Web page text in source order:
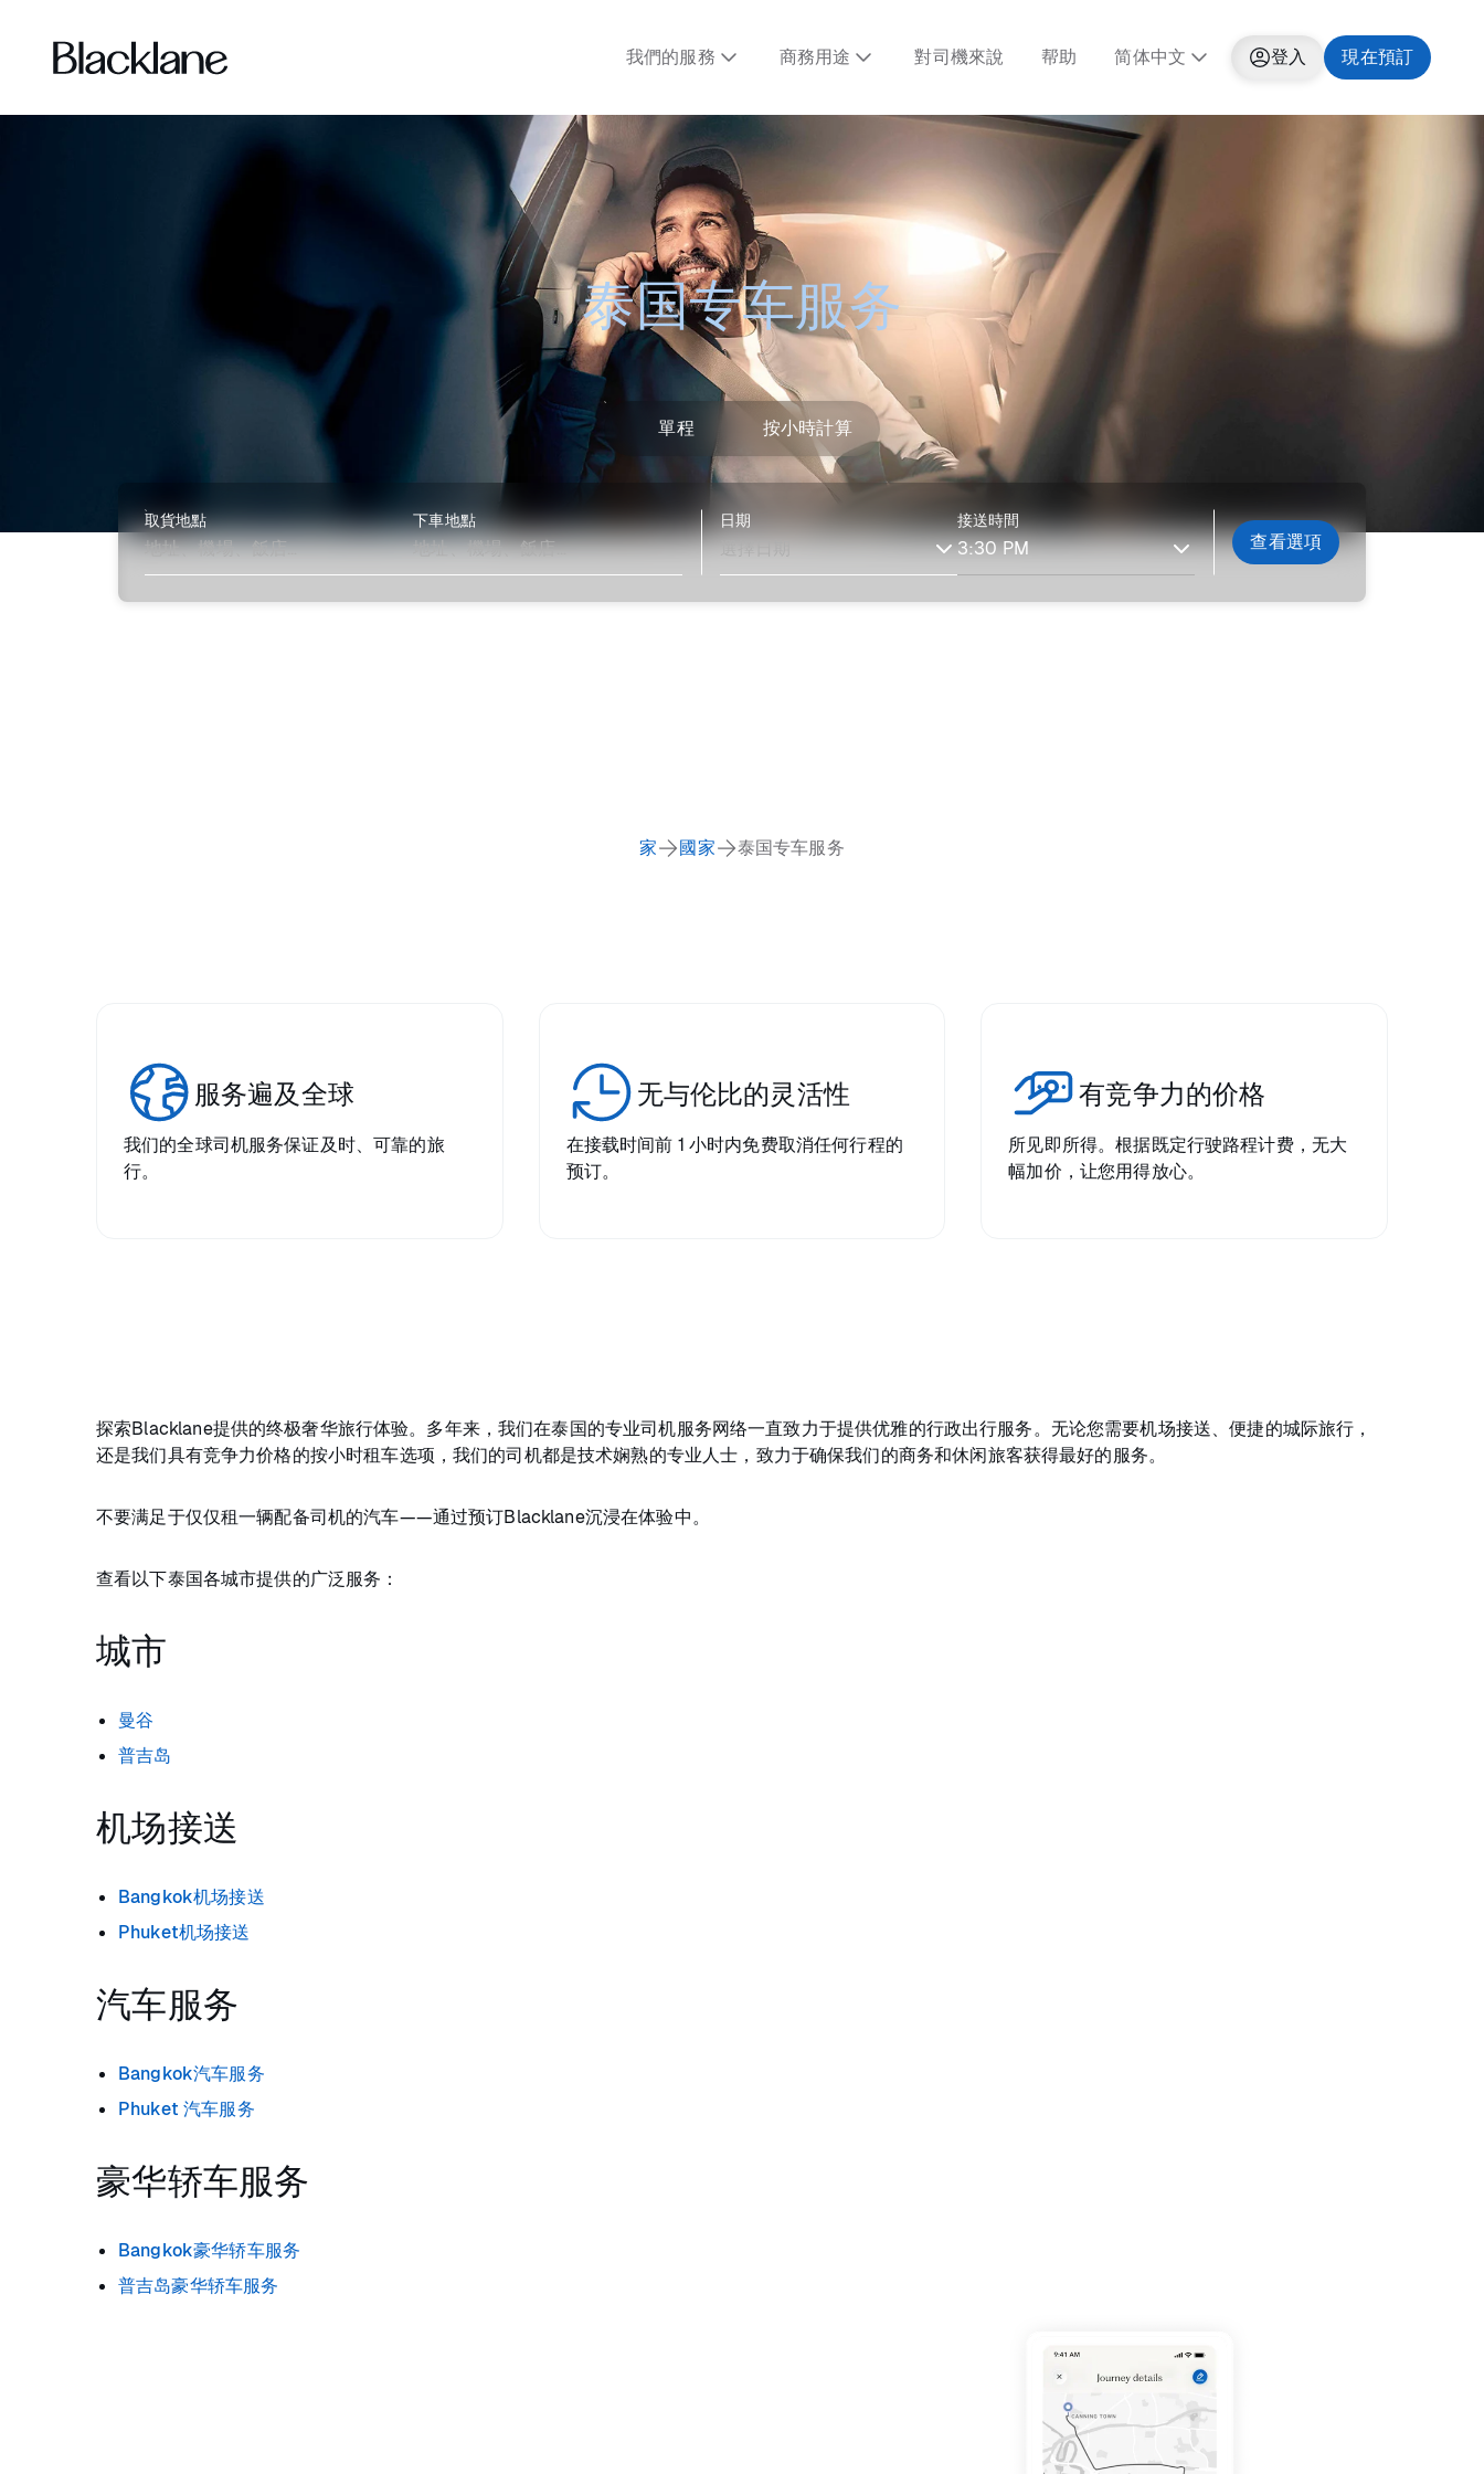
我們的服務 商務用途 對司機來說 帮助 简体中文 登入 現在預訂
泰国专车服务
單程 按小時計算
取貨地點 下車地點 日期 接送時間
查看選項
家 國家 泰国专车服务
服务遍及全球
我们的全球司机服务保证及时、可靠的旅
行。
无与伦比的灵活性
在接载时间前 1 小时内免费取消任何行程的
预订。
有竞争力的价格
所见即所得。根据既定行驶路程计费，无大
幅加价，让您用得放心。
探索Blacklane提供的终极奢华旅行体验。多年来，我们在泰国的专业司机服务网络一直致力于提供优雅的行政出行服务。无论您需要机场接送、便捷的城际旅行，
还是我们具有竞争力价格的按小时租车选项，我们的司机都是技术娴熟的专业人士，致力于确保我们的商务和休闲旅客获得最好的服务。
不要满足于仅仅租一辆配备司机的汽车——通过预订Blacklane沉浸在体验中。
查看以下泰国各城市提供的广泛服务：
城市
曼谷
普吉岛
机场接送
Bangkok机场接送
Phuket机场接送
汽车服务
Bangkok汽车服务
Phuket 汽车服务
豪华轿车服务
Bangkok豪华轿车服务
普吉岛豪华轿车服务